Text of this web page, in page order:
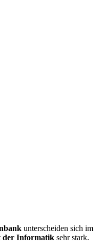
unterscheiden sich im
der Informatik sehr stark.